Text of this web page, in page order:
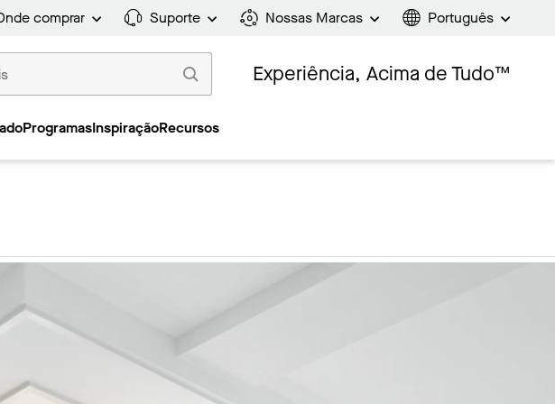
comprar Suporte Nossas Marcas Português
Experiência, Acima de Tudo™
ProgramasInspiraçãoRecursos